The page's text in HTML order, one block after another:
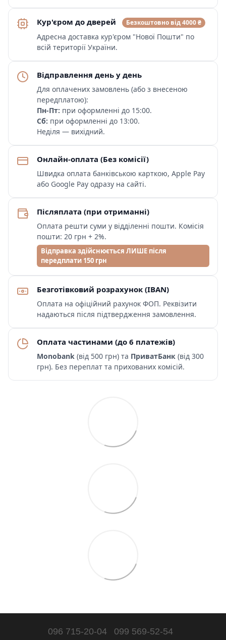
Кур'єром до дверей Безкоштовно від 4000 ₴
Адресна доставка кур'єром "Нової Пошти" по
всій території України.
Відправлення день у день
Для оплачених замовлень (або з внесеною
передплатою):
Пн-Пт: при оформленні до 15:00.
Сб: при оформленні до 13:00.
Неділя — вихідний.
Онлайн-оплата (Без комісії)
Швидка оплата банківською карткою, Apple Pay
або Google Pay одразу на сайті.
Післяплата (при отриманні)
Оплата решти суми у відділенні пошти. Комісія
пошти: 20 грн + 2%.
Відправка здійснюється ЛИШЕ після
передплати 150 грн
Безготівковий розрахунок (IBAN)
Оплата на офіційний рахунок ФОП. Реквізити
надаються після підтвердження замовлення.
Оплата частинами (до 6 платежів)
Monobank (від 500 грн) та ПриватБанк (від 300
грн). Без переплат та прихованих комісій.
096 715-20-04 099 569-52-54